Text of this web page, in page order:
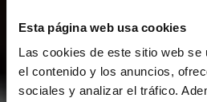
Esta página web usa cookies
Las cookies de este sitio web se
el contenido y los anuncios,
sociales y analizar el tráfico.